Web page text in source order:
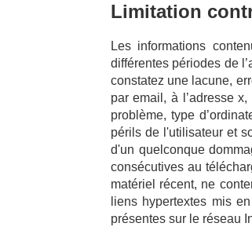
Limitation
Les informations
différentes périodes de
constatez une lacune,
par email, à l’adresse
problème, type
périls de l'utilisateur et
d'un quelconque
consécutives au
matériel récent, ne
liens hypertextes mis
présentes sur le réseau